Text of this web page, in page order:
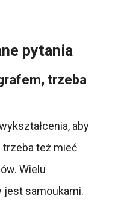
pytania
trzeba
aby
trzeba też mieć
Wielu
samoukami.